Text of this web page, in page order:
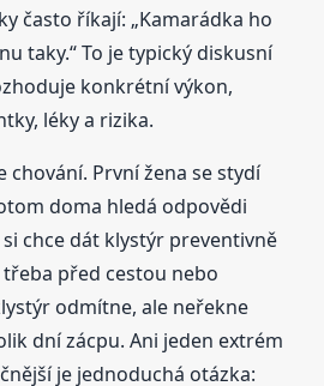
často říkají: „Kamarádka ho
taky.“ To je typický diskusní
konkrétní výkon,
léky a rizika.
chování. První žena se stydí
doma hledá odpovědi
chce dát klystýr preventivně
třeba před cestou nebo
odmítne, ale neřekne
dní zácpu. Ani jeden extrém
je jednoduchá otázka: